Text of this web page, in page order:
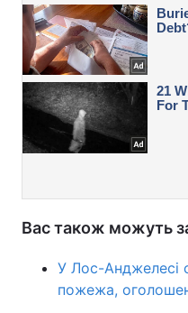
Вас також можуть
У Лос-Анджелесі
пожежа,